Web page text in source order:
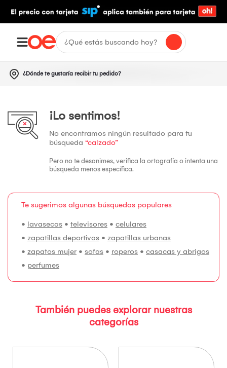
¿Dónde te gustaría recibir tu pedido?
¡Lo sentimos!
No encontramos ningún resultado para tu
búsqueda “calzado”
Pero no te desanimes, verifica la ortografía o intenta una
búsqueda menos específica.
Te sugerimos algunas búsquedas populares
• lavasecas • televisores • celulares
• zapatillas deportivas • zapatillas urbanas
• zapatos mujer • sofas • roperos • casacas y abrigos
• perfumes
También puedes explorar nuestras
categorías